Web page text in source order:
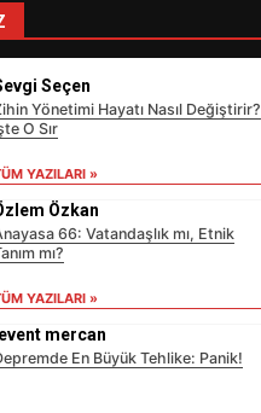
Seçen
Yönetimi Hayatı Nasıl Değiştirir?
O Sır
YAZILARI »
Özkan
66: Vatandaşlık mı, Etnik
mı?
YAZILARI »
levent mercan
En Büyük Tehlike: Panik!